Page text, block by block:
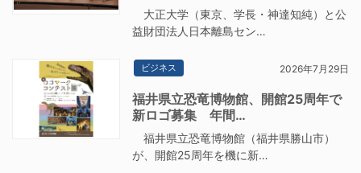
大正大学（東京、学長・神達知純）と公
益財団法人日本離島セン…
ビジネス 2026年7月29日
福井県立恐竜博物館、開館25周年で
新ロゴ募集 年間…
福井県立恐竜博物館（福井県勝山市）
が、開館25周年を機に新…